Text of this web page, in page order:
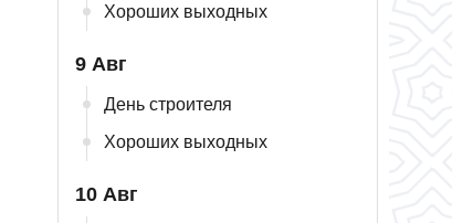
Хороших выходных
9 Авг
День строителя
Хороших выходных
10 Авг